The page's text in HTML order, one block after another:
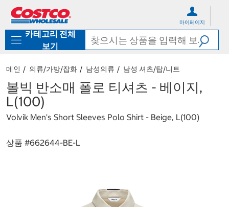
로
기
가
마이페이지
카테고리 전체
보기
메인 의류/가방/잡화 남성의류 남성 셔츠/탑/니트
볼빅 반소매 폴로 티셔츠 - 베이지,
L(100)
Volvik Men's Short Sleeves Polo Shirt - Beige, L(100)
상품 #662644-BE-L